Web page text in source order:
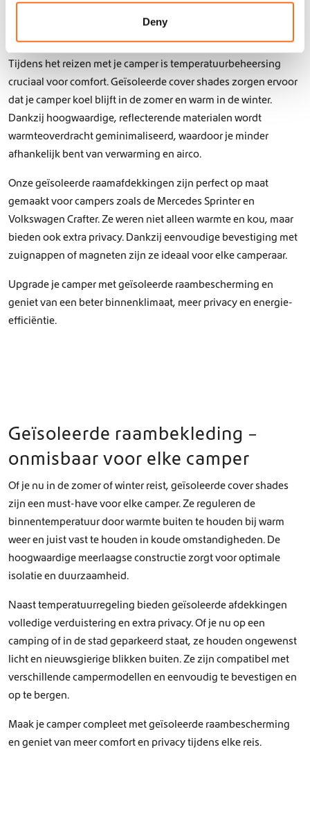
Deny
Houd je camper comfortabel met
geïsoleerde raambescherming
Tijdens het reizen met je camper is temperatuurbeheersing
cruciaal voor comfort. Geïsoleerde cover shades zorgen ervoor
dat je camper koel blijft in de zomer en warm in de winter.
Dankzij hoogwaardige, reflecterende materialen wordt
warmteoverdracht geminimaliseerd, waardoor je minder
afhankelijk bent van verwarming en airco.
Onze geïsoleerde raamafdekkingen zijn perfect op maat
gemaakt voor campers zoals de Mercedes Sprinter en
Volkswagen Crafter. Ze weren niet alleen warmte en kou, maar
bieden ook extra privacy. Dankzij eenvoudige bevestiging met
zuignappen of magneten zijn ze ideaal voor elke camperaar.
Upgrade je camper met geïsoleerde raambescherming en
geniet van een beter binnenklimaat, meer privacy en energie-
efficiëntie.
Geïsoleerde raambekleding –
onmisbaar voor elke camper
Of je nu in de zomer of winter reist, geïsoleerde cover shades
zijn een must-have voor elke camper. Ze reguleren de
binnentemperatuur door warmte buiten te houden bij warm
weer en juist vast te houden in koude omstandigheden. De
hoogwaardige meerlaagse constructie zorgt voor optimale
isolatie en duurzaamheid.
Naast temperatuurregeling bieden geïsoleerde afdekkingen
volledige verduistering en extra privacy. Of je nu op een
camping of in de stad geparkeerd staat, ze houden ongewenst
licht en nieuwsgierige blikken buiten. Ze zijn compatibel met
verschillende campermodellen en eenvoudig te bevestigen en
op te bergen.
Maak je camper compleet met geïsoleerde raambescherming
en geniet van meer comfort en privacy tijdens elke reis.